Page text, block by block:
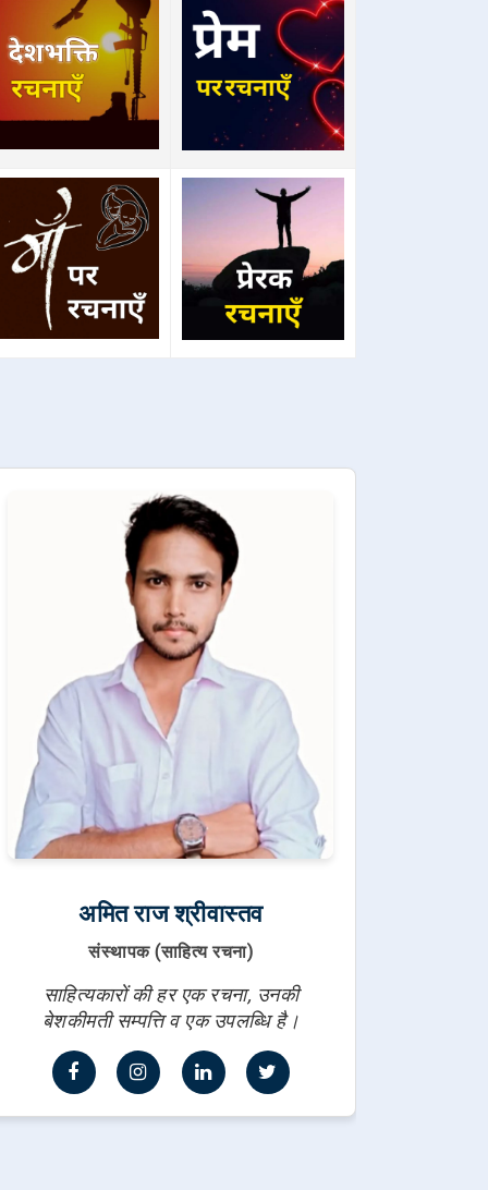
अमित राज श्रीवास्तव
संस्थापक (साहित्य रचना)
साहित्यकारों की हर एक रचना, उनकी
बेशकीमती सम्पत्ति व एक उपलब्धि है।